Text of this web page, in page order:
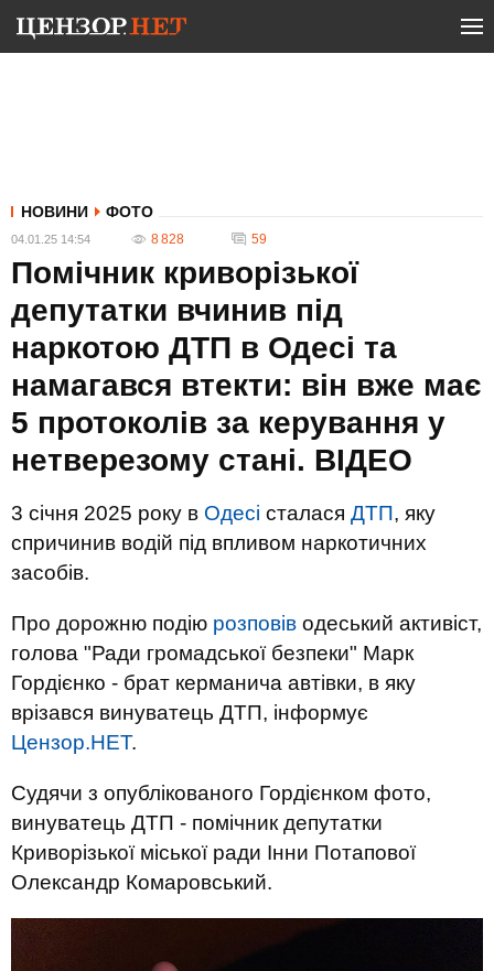
НОВИНИ ФОТО
04.01.25 14:54 8 828 59
Помічник криворізької
депутатки вчинив під
наркотою ДТП в Одесі та
намагався втекти: він вже має
5 протоколів за керування у
нетверезому стані. ВIДЕО
3 січня 2025 року в Одесі сталася ДТП, яку
спричинив водій під впливом наркотичних
засобів.
Про дорожню подію розповів одеський активіст,
голова "Ради громадської безпеки" Марк
Гордієнко - брат керманича автівки, в яку
врізався винуватець ДТП, інформує
Цензор.НЕТ.
Судячи з опублікованого Гордієнком фото,
винуватець ДТП - помічник депутатки
Криворізької міської ради Інни Потапової
Олександр Комаровський.